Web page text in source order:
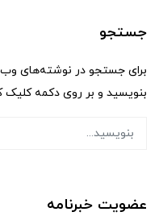
جستجو
برای جستجو در نوشته‌های
بنویسید و بر روی دکمه کلیک
عضویت خبرنامه